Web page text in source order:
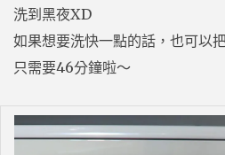
洗到黑夜XD
如果想要洗快一點的話，也可以
只需要46分鐘啦～